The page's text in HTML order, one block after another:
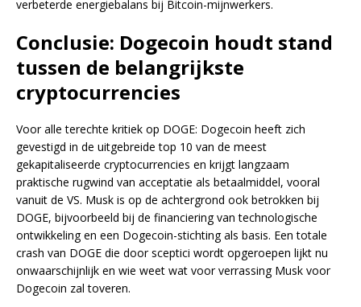
verbeterde energiebalans bij Bitcoin-mijnwerkers.
Conclusie: Dogecoin houdt stand
tussen de belangrijkste
cryptocurrencies
Voor alle terechte kritiek op DOGE: Dogecoin heeft zich
gevestigd in de uitgebreide top 10 van de meest
gekapitaliseerde cryptocurrencies en krijgt langzaam
praktische rugwind van acceptatie als betaalmiddel, vooral
vanuit de VS. Musk is op de achtergrond ook betrokken bij
DOGE, bijvoorbeeld bij de financiering van technologische
ontwikkeling en een Dogecoin-stichting als basis. Een totale
crash van DOGE die door sceptici wordt opgeroepen lijkt nu
onwaarschijnlijk en wie weet wat voor verrassing Musk voor
Dogecoin zal toveren.